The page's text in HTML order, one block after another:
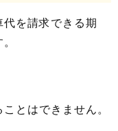
を請求できる期
とはできません。